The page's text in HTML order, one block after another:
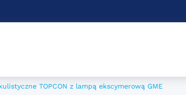
TOPCON z lampą ekscymerową GME